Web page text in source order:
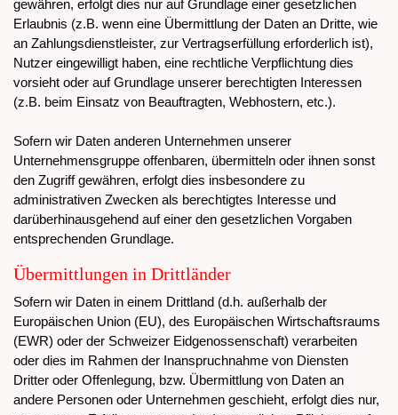
gewähren, erfolgt dies nur auf Grundlage einer gesetzlichen
Erlaubnis (z.B. wenn eine Übermittlung der Daten an Dritte, wie
an Zahlungsdienstleister, zur Vertragserfüllung erforderlich ist),
Nutzer eingewilligt haben, eine rechtliche Verpflichtung dies
vorsieht oder auf Grundlage unserer berechtigten Interessen
(z.B. beim Einsatz von Beauftragten, Webhostern, etc.).
Sofern wir Daten anderen Unternehmen unserer
Unternehmensgruppe offenbaren, übermitteln oder ihnen sonst
den Zugriff gewähren, erfolgt dies insbesondere zu
administrativen Zwecken als berechtigtes Interesse und
darüberhinausgehend auf einer den gesetzlichen Vorgaben
entsprechenden Grundlage.
Übermittlungen in Drittländer
Sofern wir Daten in einem Drittland (d.h. außerhalb der
Europäischen Union (EU), des Europäischen Wirtschaftsraums
(EWR) oder der Schweizer Eidgenossenschaft) verarbeiten
oder dies im Rahmen der Inanspruchnahme von Diensten
Dritter oder Offenlegung, bzw. Übermittlung von Daten an
andere Personen oder Unternehmen geschieht, erfolgt dies nur,